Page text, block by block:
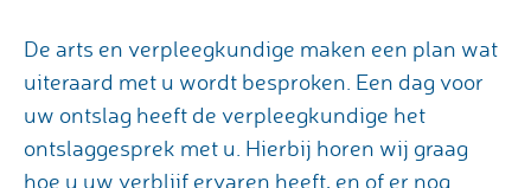
De arts en verpleegkundige maken een plan wat
uiteraard met u wordt besproken. Een dag voor
uw ontslag heeft de verpleegkundige het
ontslaggesprek met u. Hierbij horen wij graag
hoe u uw verblijf ervaren heeft, en of er nog